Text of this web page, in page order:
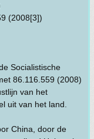
(2008[3])
Socialistische
86.116.559 (2008)
van het
uit van het land.
China, door de